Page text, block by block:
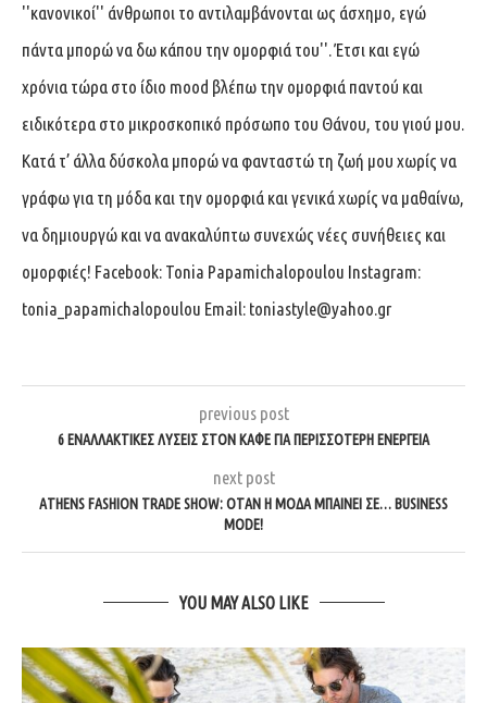
''κανονικοί'' άνθρωποι το αντιλαμβάνονται ως άσχημο, εγώ
πάντα μπορώ να δω κάπου την ομορφιά του''. Έτσι και εγώ
χρόνια τώρα στο ίδιο mood βλέπω την ομορφιά παντού και
ειδικότερα στο μικροσκοπικό πρόσωπο του Θάνου, του γιού μου.
Κατά τ’ άλλα δύσκολα μπορώ να φανταστώ τη ζωή μου χωρίς να
γράφω για τη μόδα και την ομορφιά και γενικά χωρίς να μαθαίνω,
να δημιουργώ και να ανακαλύπτω συνεχώς νέες συνήθειες και
ομορφιές! Facebook: Tonia Papamichalopoulou Instagram:
tonia_papamichalopoulou Email: toniastyle@yahoo.gr
previous post
6 ΕΝΑΛΛΑΚΤΙΚΈΣ ΛΎΣΕΙΣ ΣΤΟΝ ΚΑΦΈ ΓΙΑ ΠΕΡΙΣΣΌΤΕΡΗ ΕΝΈΡΓΕΙΑ
next post
ATHENS FASHION TRADE SHOW: ΌΤΑΝ Η ΜΌΔΑ ΜΠΑΊΝΕΙ ΣΕ… BUSINESS
MODE!
YOU MAY ALSO LIKE